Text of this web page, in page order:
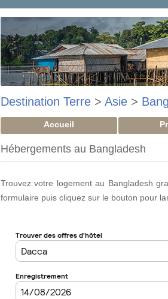
Destination Terre > Asie >
Accueil
Hébergements au Bangladesh
Trouvez votre logement au Bangladesh
formulaire puis cliquez sur le bouton pour